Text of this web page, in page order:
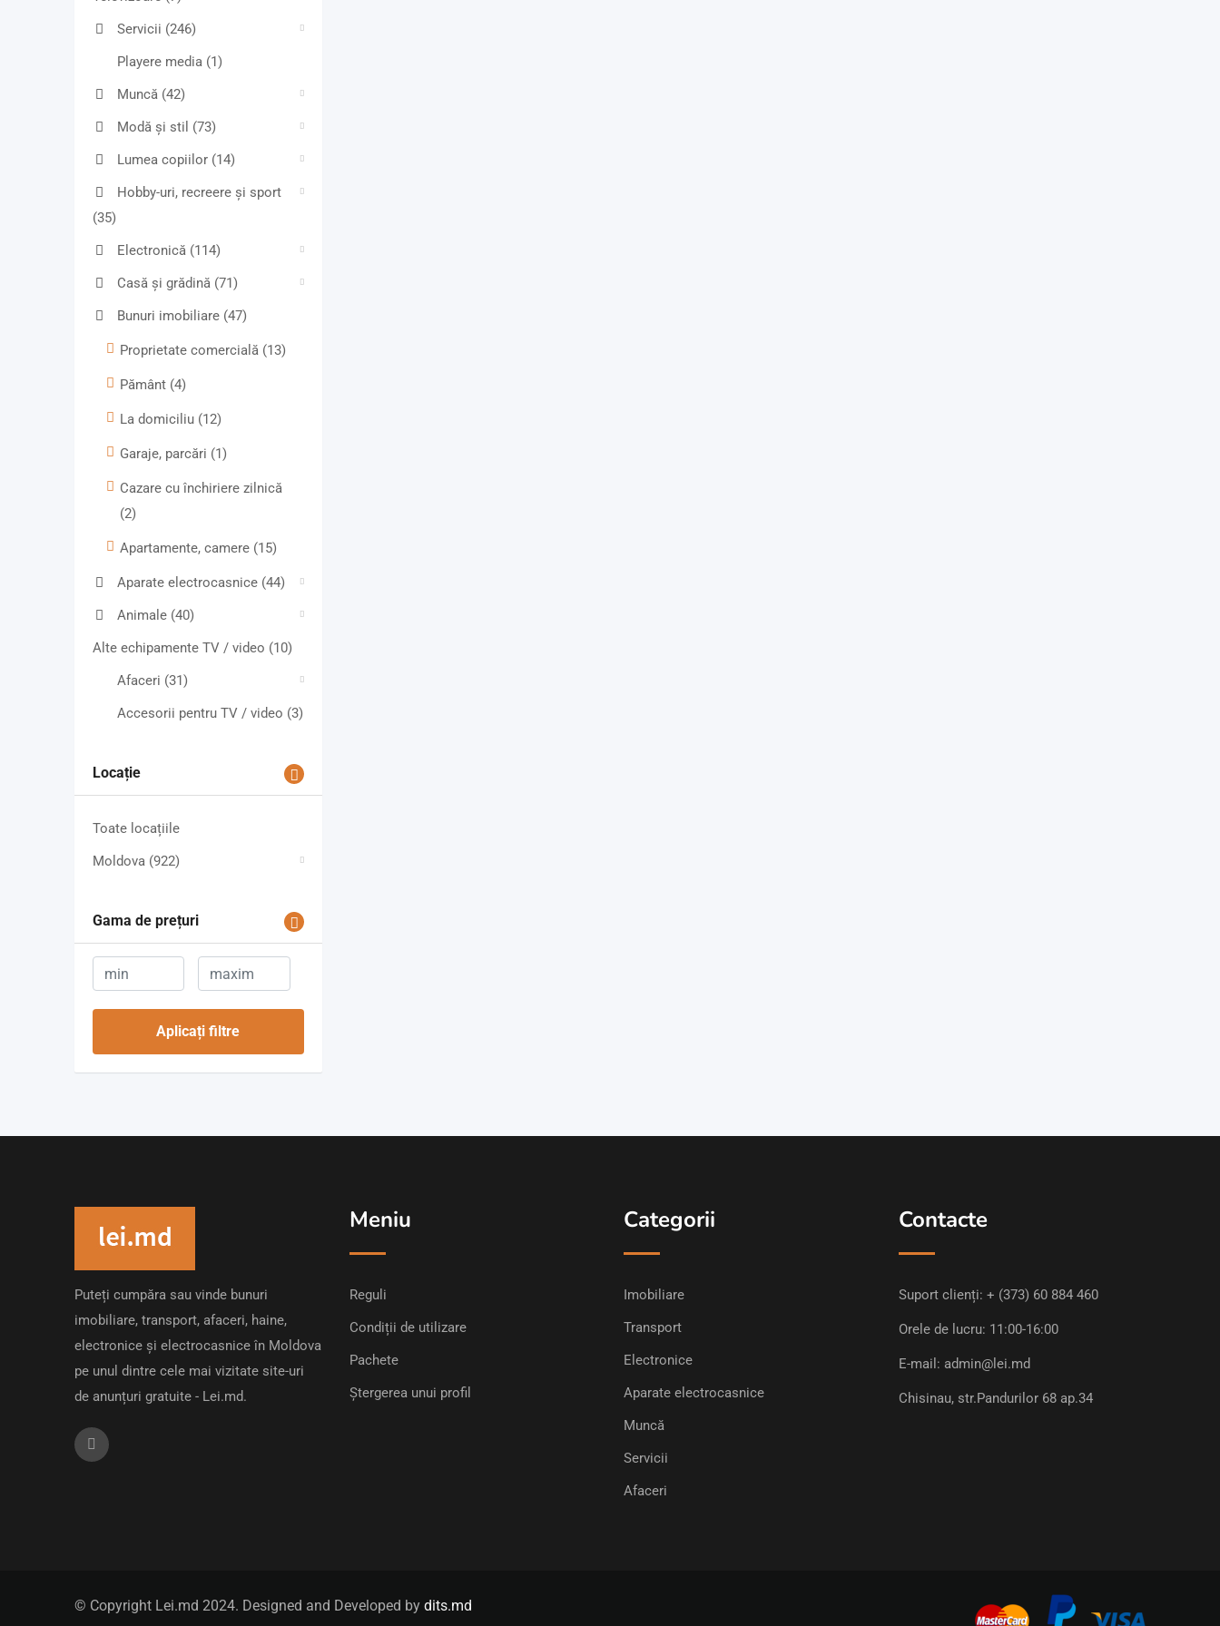
Servicii (246)
Playere media (1)
Muncă (42)
Modă și stil (73)
Lumea copiilor (14)
Hobby-uri, recreere și sport
(35)
Electronică (114)
Casă și grădină (71)
Bunuri imobiliare (47)
Proprietate comercială (13)
Pământ (4)
La domiciliu (12)
Garaje, parcări (1)
Cazare cu închiriere zilnică
(2)
Apartamente, camere (15)
Aparate electrocasnice (44)
Animale (40)
Alte echipamente TV / video (10)
Afaceri (31)
Accesorii pentru TV / video (3)
Locație
Toate locațiile
Moldova (922)
Gama de prețuri
Aplicați filtre
Puteți cumpăra sau vinde bunuri
imobiliare, transport, afaceri, haine,
electronice și electrocasnice în Moldova
pe unul dintre cele mai vizitate site-uri
de anunțuri gratuite - Lei.md.
Meniu
Reguli
Condiții de utilizare
Pachete
Ștergerea unui profil
Categorii
Imobiliare
Transport
Electronice
Aparate electrocasnice
Muncă
Servicii
Afaceri
Contacte
Suport clienți: + (373) 60 884 460
Orele de lucru: 11:00-16:00
E-mail: admin@lei.md
Chisinau, str.Pandurilor 68 ap.34
© Copyright Lei.md 2024. Designed and Developed by dits.md